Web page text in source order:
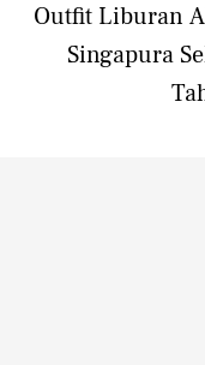
Outfit Liburan
Singapura